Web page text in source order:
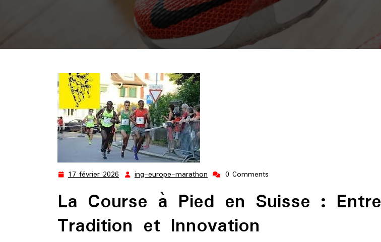
17 février 2026 17
2026
ing-europe-marathon ing-
marathon
0 Comments
La Course à Pied en Suisse : Entre
Tradition et Innovation